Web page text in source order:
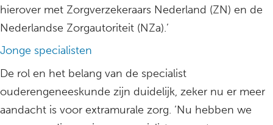
hierover met Zorgverzekeraars Nederland (ZN) en de
Nederlandse Zorgautoriteit (NZa).’
Jonge specialisten
De rol en het belang van de specialist
ouderengeneeskunde zijn duidelijk, zeker nu er meer
aandacht is voor extramurale zorg. ‘Nu hebben we